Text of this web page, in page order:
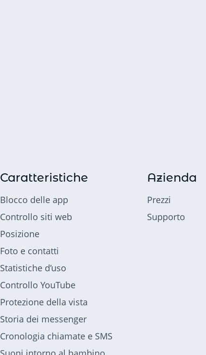
Caratteristiche
Blocco delle app
Controllo siti web
Posizione
Foto e contatti
Statistiche d’uso
Controllo YouTube
Protezione della vista
Storia dei messenger
Cronologia chiamate e SMS
Azienda
Prezzi
Supporto